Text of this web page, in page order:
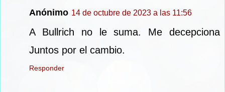
Anónimo 14 de octubre de 2023 a las 11:56
A Bullrich no le suma. Me decepciona
Juntos por el cambio.
Responder